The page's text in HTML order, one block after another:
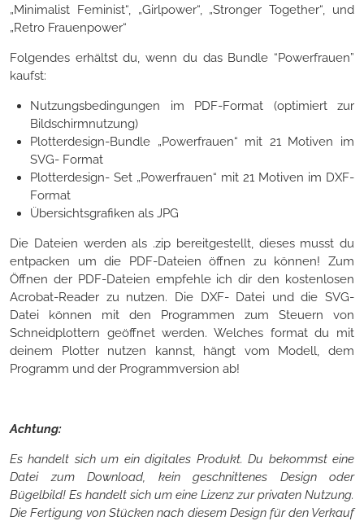
„Minimalist Feminist“, „Girlpower“, „Stronger Together“, und
„Retro Frauenpower“
Folgendes erhältst du, wenn du das Bundle “Powerfrauen”
kaufst:
Nutzungsbedingungen im PDF-Format (optimiert zur
Bildschirmnutzung)
Plotterdesign-Bundle „Powerfrauen“ mit 21 Motiven im
SVG- Format
Plotterdesign- Set „Powerfrauen“ mit 21 Motiven im DXF-
Format
Übersichtsgrafiken als JPG
Die Dateien werden als .zip bereitgestellt, dieses musst du
entpacken um die PDF-Dateien öffnen zu können! Zum
Öffnen der PDF-Dateien empfehle ich dir den kostenlosen
Acrobat-Reader zu nutzen. Die DXF- Datei und die SVG-
Datei können mit den Programmen zum Steuern von
Schneidplottern geöffnet werden. Welches format du mit
deinem Plotter nutzen kannst, hängt vom Modell, dem
Programm und der Programmversion ab!
Achtung:
Es handelt sich um ein digitales Produkt. Du bekommst eine
Datei zum Download, kein geschnittenes Design oder
Bügelbild! Es handelt sich um eine Lizenz zur privaten Nutzung.
Die Fertigung von Stücken nach diesem Design für den Verkauf